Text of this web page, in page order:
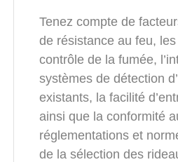
Tenez compte de
de résistance au feu,
contrôle de la fumée,
systèmes de détection
existants, la facilité
ainsi que la conformité
réglementations et
de la sélection des